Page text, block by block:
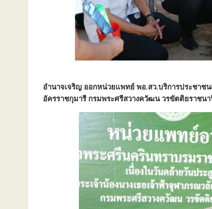
อำนาจเจริญ ออกหน่วยแพทย์ พอ.สว.บริการประชาช
อัครราชกุมารี กรมพระศรีสวางควัฒน วรขัตติยราชน